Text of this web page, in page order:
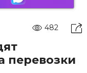
482
перевозки